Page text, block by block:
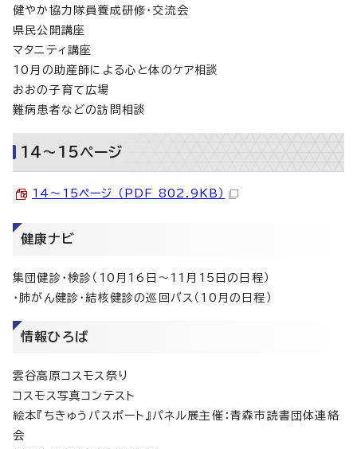
健やか協力隊員養成研修・交流会
県民公開講座
マタニティ講座
10月の助産師による心と体のケア相談
おおの子育て広場
難病患者などの訪問相談
14～15ページ
14～15ページ （PDF 802.9KB）
健康ナビ
集団健診・検診（10月16日～11月15日の日程）
・肺がん健診・結核健診の巡回バス（10月の日程）
情報ひろば
雲谷高原コスモス祭り
コスモス写真コンテスト
絵本『ちきゅうパスポート』パネル展主催：青森市読書団体連絡
会